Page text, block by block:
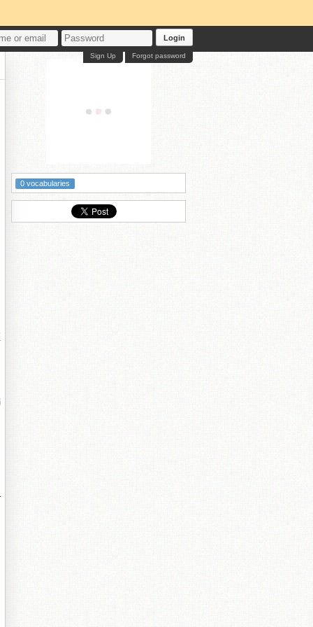
Login
Forgot password
Sign Up
0 vocabularies